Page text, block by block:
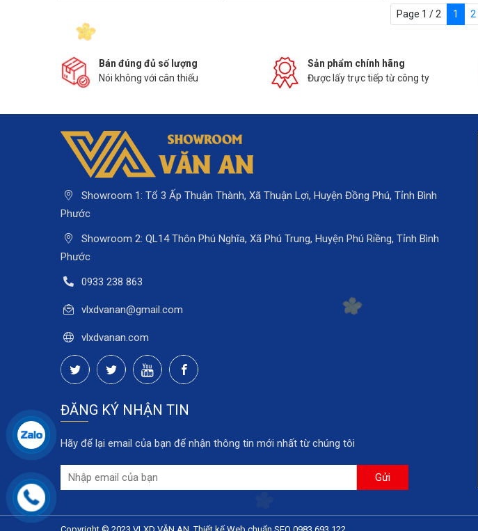
Page 1 / 2 1 2
Bán đúng đủ số lượng
Nói không với cân thiếu
Sản phẩm chính hãng
Được lấy trực tiếp từ công ty
Showroom 1: Tổ 3 Ấp Thuận Thành, Xã Thuận Lợi, Huyện Đồng Phú, Tỉnh Bình
Phước
Showroom 2: QL14 Thôn Phú Nghĩa, Xã Phú Trung, Huyện Phú Riềng, Tỉnh Bình
Phước
0933 238 863
vlxdvanan@gmail.com
vlxdvanan.com
ĐĂNG KÝ NHẬN TIN
Hãy để lại email của bạn để nhận thông tin mới nhất từ chúng tôi
Gửi